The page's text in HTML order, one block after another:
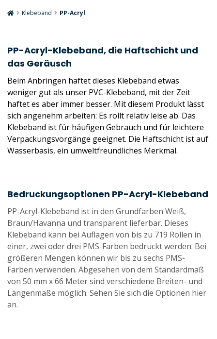
Klebeband PP-Acryl
PP-Acryl-Klebeband, die Haftschicht und
das Geräusch
Beim Anbringen haftet dieses Klebeband etwas
weniger gut als unser PVC-Klebeband, mit der Zeit
haftet es aber immer besser. Mit diesem Produkt lässt
sich angenehm arbeiten: Es rollt relativ leise ab. Das
Klebeband ist für häufigen Gebrauch und für leichtere
Verpackungsvorgänge geeignet. Die Haftschicht ist auf
Wasserbasis, ein umweltfreundliches Merkmal.
Bedruckungsoptionen PP-Acryl-Klebeband
PP-Acryl-Klebeband ist in den Grundfarben Weiß,
Braun/Havanna und transparent lieferbar. Dieses
Klebeband kann bei Auflagen von bis zu 719 Rollen in
einer, zwei oder drei PMS-Farben bedruckt werden. Bei
größeren Mengen können wir bis zu sechs PMS-
Farben verwenden. Abgesehen von dem Standardmaß
von 50 mm x 66 Meter sind verschiedene Breiten- und
Längenmaße möglich. Sehen Sie sich die Optionen hier
an.